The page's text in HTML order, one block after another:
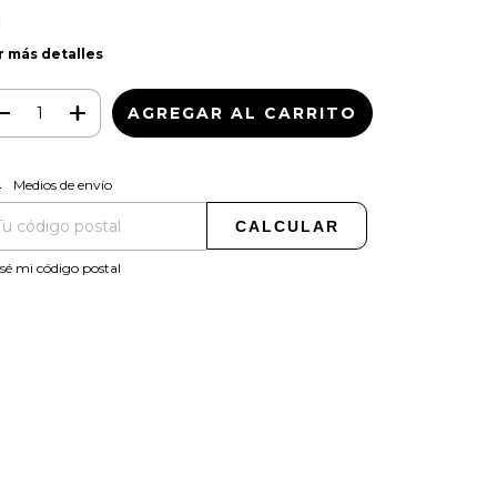
más detalles
para el CP:
Medios de envío
CALCULAR
mi código postal